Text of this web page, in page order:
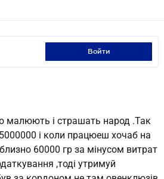
войти
малюють і страшать народ .Так
і коли працюеш хочаб на
60000 гр за мінусом витрат
,тоді утримуй